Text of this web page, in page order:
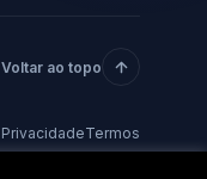
Voltar ao topo
PrivacidadeTermos